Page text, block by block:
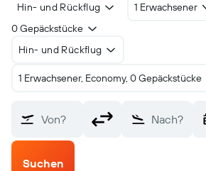
Hin- und Rückflug 1 Erwachsener
0 Gepäckstücke
Hin- und Rückflug
1 Erwachsener, Economy, 0 Gepäckstücke
Von? Nach?
Suchen